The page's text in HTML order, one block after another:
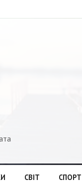
СВІТ СПОРТ